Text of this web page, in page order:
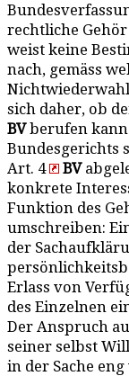
rechtliche
weist keine
nach, gemäss
sich daher, ob
BVberufen
Bundesgerichts
Art. 4
BV
konkrete
Funktion des
umschreiben:
der
Erlass von
des Einzelnen
Der Anspruch
seiner selbst
in der Sache